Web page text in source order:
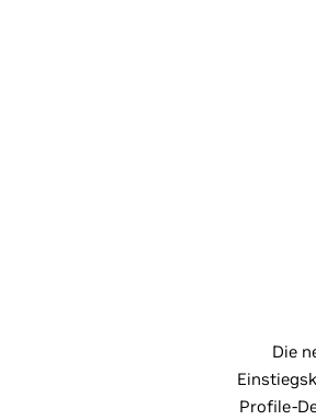
Die
Profile-